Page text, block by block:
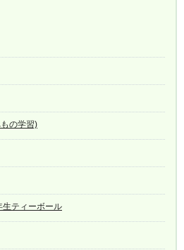
の学習)
ティーボール